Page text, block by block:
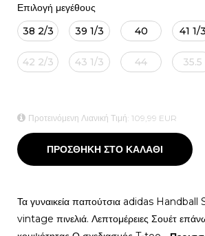
Επιλογή μεγέθους
38 2/3
39 1/3 40 41 1/3
42 2/3 43 1/3 44 35.5
Προτεινόμενη Λιανική Τιμή: 109,99 EUR
ΠΡΟΣΘΗΚΗ ΣΤΟ ΚΑΛΑΘΙ
Τα γυναικεία παπούτσια adidas Handball
vintage πινελιά. Λεπτομέρειες Σουέτ